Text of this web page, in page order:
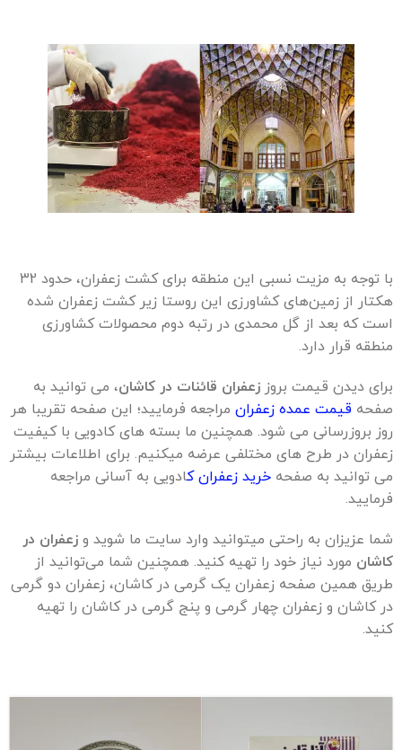
با توجه به مزیت نسبی این منطقه برای کشت زعفران، حدود 32
هکتار از زمین‌های کشاورزی این روستا زیر کشت زعفران شده
است که بعد از گل محمدی در رتبه دوم محصولات کشاورزی
منطقه قرار دارد.
برای دیدن قیمت بروز زعفران قائنات در کاشان، می توانید به
صفحه قیمت عمده زعفران مراجعه فرمایید؛ این صفحه تقریبا هر
روز بروزرسانی می شود. همچنین ما بسته های کادویی با کیفیت
زعفران در طرح های مختلفی عرضه میکنیم. برای اطلاعات بیشتر
می توانید به صفحه خرید زعفران کادویی به آسانی مراجعه
فرمایید.
شما عزیزان به راحتی میتوانید وارد سایت ما شوید و زعفران در
کاشان مورد نیاز خود را تهیه کنید. همچنین شما می‌توانید از
طریق همین صفحه زعفران یک گرمی در کاشان، زعفران دو گرمی
در کاشان و زعفران چهار گرمی و پنج گرمی در کاشان را تهیه
کنید.